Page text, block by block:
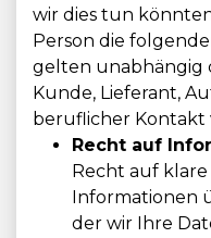
wir dies tun
Person die
gelten unabhängig
Kunde, Lieferant,
beruflicher Kontakt
Recht auf
Recht auf
Informationen
der wir Ihre